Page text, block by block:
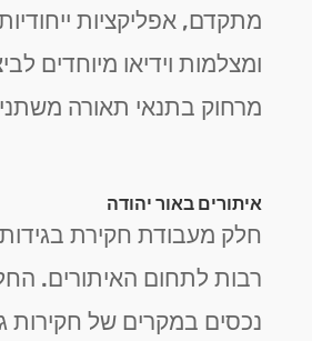
מתקדם, אפליקציות
ומצלמות וידיאו מיוחדים
מרחוק בתנאי תאורה
איתורים באור יהודה
חלק מעבודת חקירת
רבות לתחום האיתורים.
נכסים במקרים של חקירות